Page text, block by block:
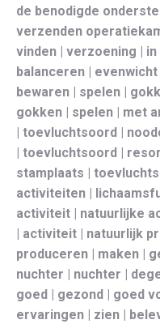
de benodigde
verzenden
vinden | verzoening |
balanceren |
bewaren | spelen |
gokken | spelen | met
| toevluchtsoord |
| toevluchtsoord |
stamplaats |
activiteiten |
activiteit | natuurlijke
| activiteit | natuurlijk
produceren | maken |
nuchter | nuchter |
goed | gezond | goed
ervaringen | zien |